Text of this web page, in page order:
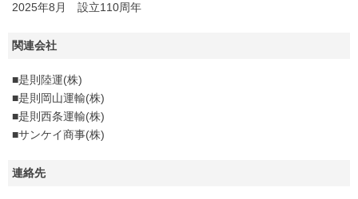
2025年8月 設立110周年
関連会社
■是則陸運(株)
■是則岡山運輸(株)
■是則西条運輸(株)
■サンケイ商事(株)
連絡先